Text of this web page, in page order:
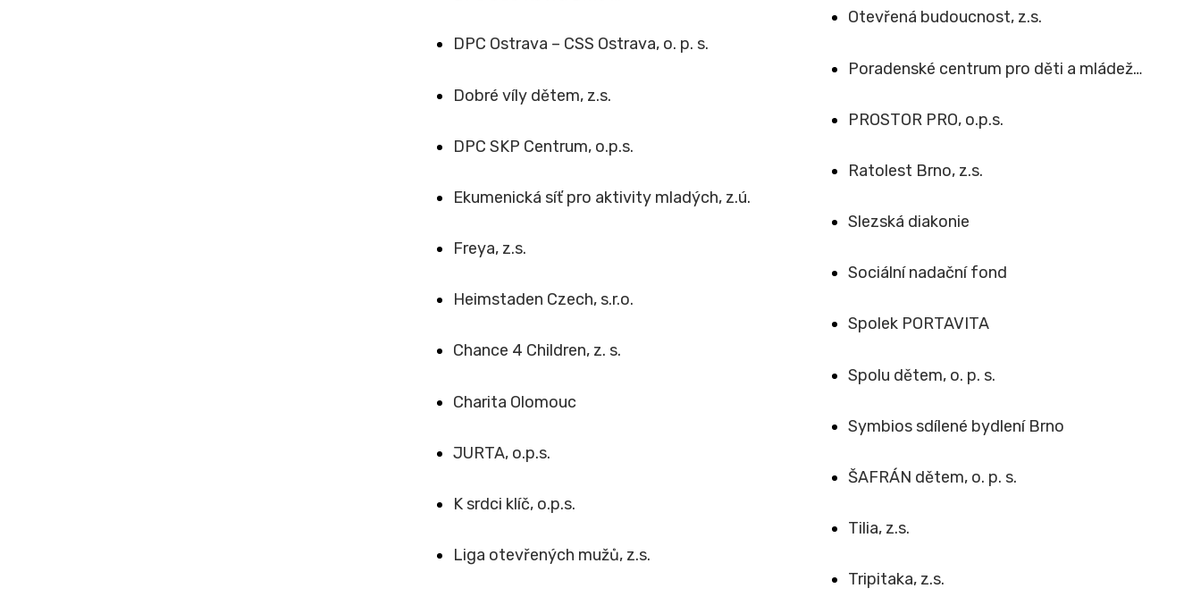
DPC Ostrava – CSS Ostrava, o. p. s.
Dobré víly dětem, z.s.
DPC SKP Centrum, o.p.s.
Ekumenická síť pro aktivity mladých, z.ú.
Freya, z.s.
Heimstaden Czech, s.r.o.
Chance 4 Children, z. s.
Charita Olomouc
JURTA, o.p.s.
K srdci klíč, o.p.s.
Liga otevřených mužů, z.s.
Otevřená budoucnost, z.s.
Poradenské centrum pro děti a mládež…
PROSTOR PRO, o.p.s.
Ratolest Brno, z.s.
Slezská diakonie
Sociální nadační fond
Spolek PORTAVITA
Spolu dětem, o. p. s.
Symbios sdílené bydlení Brno
ŠAFRÁN dětem, o. p. s.
Tilia, z.s.
Tripitaka, z.s.